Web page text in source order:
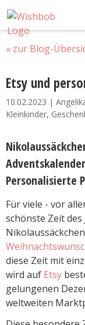
« zur Blog-
Etsy und
10.02.2023 |
Kleinkinder,
Personalisierte
Für viele - vor
schönste Zeit
diese Zeit mit
wird auf Etsy
gelungenen
weltweiten